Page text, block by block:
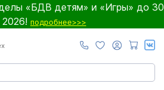
«БДВ детям» и «Игры» до 30
подробнее>>>